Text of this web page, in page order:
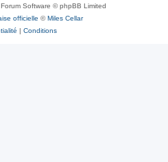
Software © phpBB Limited
officielle ©Miles Cellar
| Conditions